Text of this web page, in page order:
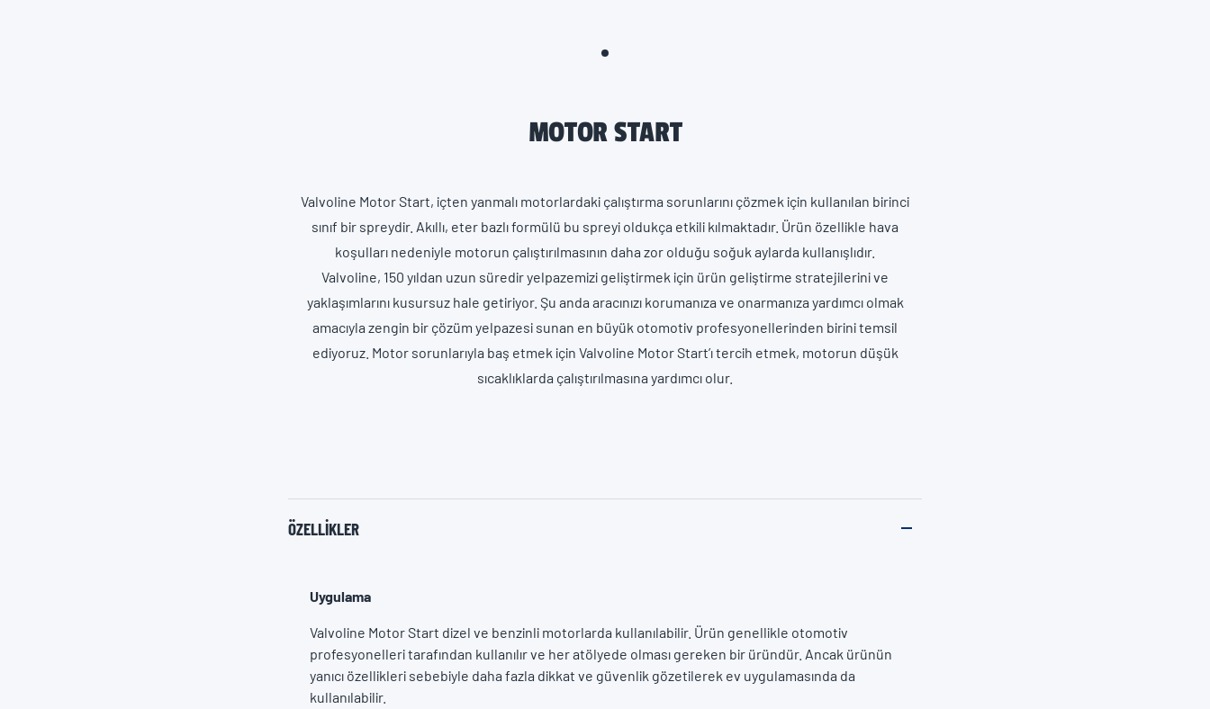
MOTOR START
Valvoline Motor Start, içten yanmalı motorlardaki çalıştırma sorunlarını çözmek için kullanılan birinci
sınıf bir spreydir. Akıllı, eter bazlı formülü bu spreyi oldukça etkili kılmaktadır. Ürün özellikle hava
koşulları nedeniyle motorun çalıştırılmasının daha zor olduğu soğuk aylarda kullanışlıdır.
Valvoline, 150 yıldan uzun süredir yelpazemizi geliştirmek için ürün geliştirme stratejilerini ve
yaklaşımlarını kusursuz hale getiriyor. Şu anda aracınızı korumanıza ve onarmanıza yardımcı olmak
amacıyla zengin bir çözüm yelpazesi sunan en büyük otomotiv profesyonellerinden birini temsil
ediyoruz. Motor sorunlarıyla baş etmek için Valvoline Motor Start’ı tercih etmek, motorun düşük
sıcaklıklarda çalıştırılmasına yardımcı olur.
ÖZELLIKLER
Uygulama
Valvoline Motor Start dizel ve benzinli motorlarda kullanılabilir. Ürün genellikle otomotiv
profesyonelleri tarafından kullanılır ve her atölyede olması gereken bir üründür. Ancak ürünün
yanıcı özellikleri sebebiyle daha fazla dikkat ve güvenlik gözetilerek ev uygulamasında da
kullanılabilir.